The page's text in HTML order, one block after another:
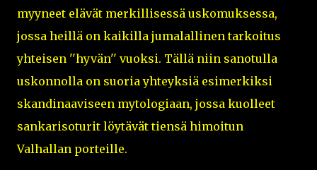
myyneet elävät merkillisessä uskomuksessa,
jossa heillä on kaikilla jumalallinen tarkoitus
yhteisen ''hyvän'' vuoksi. Tällä niin sanotulla
uskonnolla on suoria yhteyksiä esimerkiksi
skandinaaviseen mytologiaan, jossa kuolleet
sankarisoturit löytävät tiensä himoitun
Valhallan porteille.